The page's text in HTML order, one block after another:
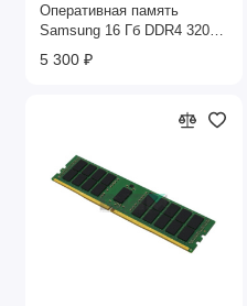
Оперативная память
Samsung 16 Гб DDR4 3200
МГц
5 300 ₽